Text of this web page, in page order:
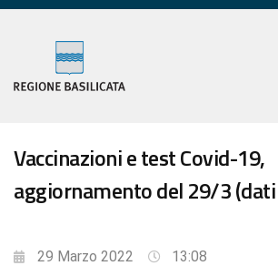
Vaccinazioni e test Covid-19,
aggiornamento del 29/3
29 Marzo 2022 13:08